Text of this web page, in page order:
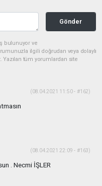
Gönder
bulunuyor ve
ilgili doğrudan veya dolaylı
tüm yorumlardan site
(08.04.2021 11:50 - #162)
(08.04.2021 22:09 - #163)
. Necmi İŞLER